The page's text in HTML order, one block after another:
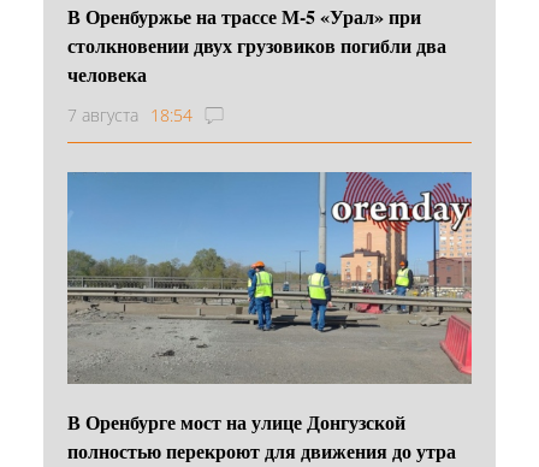
В Оренбуржье на трассе М-5 «Урал» при
столкновении двух грузовиков погибли два
человека
7 августа 18:54
В Оренбурге мост на улице Донгузской
полностью перекроют для движения до утра